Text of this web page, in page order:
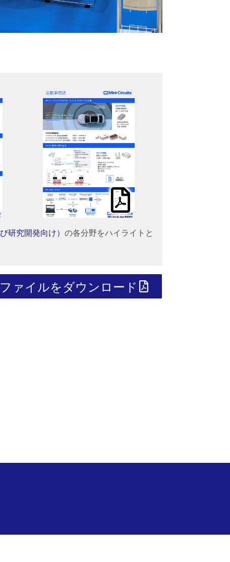
研究開発向け） の各分野をハイライトと
ァイルをダウンロード